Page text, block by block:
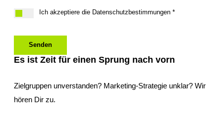
Ich akzeptiere die Datenschutzbestimmungen *
Senden
Es ist Zeit für einen Sprung nach vorn
Zielgruppen unverstanden? Marketing-Strategie unklar? Wir
hören Dir zu.